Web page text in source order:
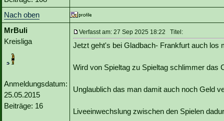
Nach oben
MrBuli
Kreisliga
Anmeldungsdatum:
25.05.2015
Beiträge: 16
Verfasst am: 27 Sep 2025 18:22 Titel:
Jetzt geht's bei Gladbach- Frankfurt auch los
Wird von Spieltag zu Spieltag schlimmer das
Unglaublich das man damit auch noch Geld
Liveeinwechslung zwischen den Spielen